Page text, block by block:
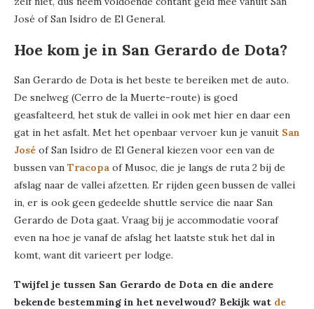
José of San Isidro de El General.
Hoe kom je in San Gerardo de Dota?
San Gerardo de Dota is het beste te bereiken met de auto.
De snelweg (Cerro de la Muerte-route) is goed
geasfalteerd, het stuk de vallei in ook met hier en daar een
gat in het asfalt. Met het openbaar vervoer kun je vanuit San
José of San Isidro de El General kiezen voor een van de
bussen van Tracopa of Musoc, die je langs de ruta 2 bij de
afslag naar de vallei afzetten. Er rijden geen bussen de vallei
in, er is ook geen gedeelde shuttle service die naar San
Gerardo de Dota gaat. Vraag bij je accommodatie vooraf
even na hoe je vanaf de afslag het laatste stuk het dal in
komt, want dit varieert per lodge.
Twijfel je tussen San Gerardo de Dota en die andere
bekende bestemming in het nevelwoud? Bekijk wat de